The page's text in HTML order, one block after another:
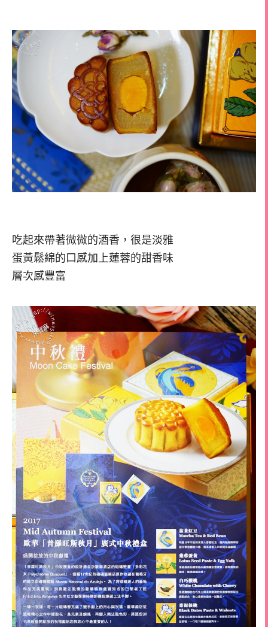
吃起來帶著微微的酒香，很是淡雅
蛋黃鬆綿的口感加上蓮蓉的甜香味
層次感豐富